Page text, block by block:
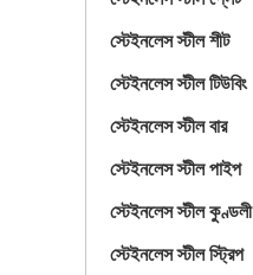
স্টেইনলেস স্টীল শীট
স্টেইনলেস স্টীল টিউবিং
স্টেইনলেস স্টীল বার
স্টেইনলেস স্টীল পাইপ
স্টেইনলেস স্টীল কুণ্ডলী
স্টেইনলেস স্টীল স্ট্রিপ